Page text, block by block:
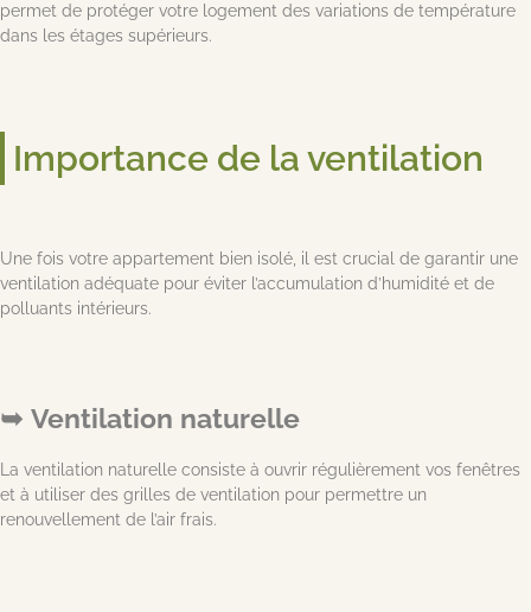
permet de protéger votre logement des variations de température
dans les étages supérieurs.
Importance de la ventilation
Une fois votre appartement bien isolé, il est crucial de garantir une
ventilation adéquate pour éviter l’accumulation d’humidité et de
polluants intérieurs.
Ventilation naturelle
La ventilation naturelle consiste à ouvrir régulièrement vos fenêtres
et à utiliser des grilles de ventilation pour permettre un
renouvellement de l’air frais.